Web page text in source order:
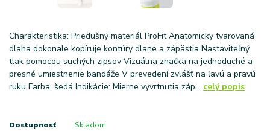
Charakteristika: Priedušný materiál ProFit Anatomicky tvarovaná
dlaha dokonale kopíruje kontúry dlane a zápästia Nastaviteľný
tlak pomocou suchých zipsov Vizuálna značka na jednoduché a
presné umiestnenie bandáže V prevedení zvlášť na ľavú a pravú
ruku Farba: šedá Indikácie: Mierne vyvrtnutia záp... celý popis
Dostupnosť Skladom